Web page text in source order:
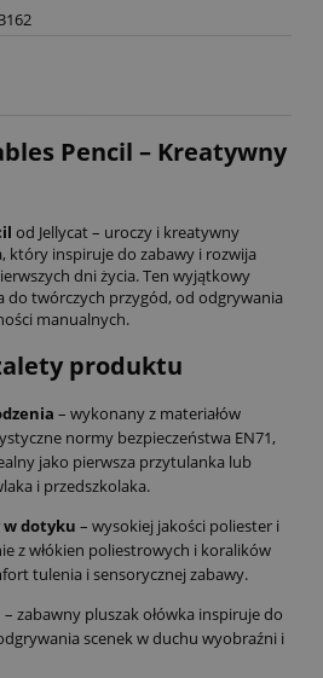
Pencil – Kreatywny
od Jellycat – uroczy i kreatywny
który inspiruje do zabawy i rozwija
dni życia. Ten wyjątkowy
do twórczych przygód, od odgrywania
manualnych.
produktu
– wykonany z materiałów
normy bezpieczeństwa EN71,
jako pierwsza przytulanka lub
i przedszkolaka.
w dotyku – wysokiej jakości poliester i
z włókien poliestrowych i koralików
tulenia i sensorycznej zabawy.
– zabawny pluszak ołówka inspiruje do
scenek w duchu wyobraźni i